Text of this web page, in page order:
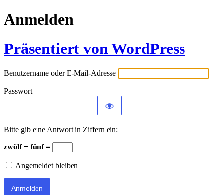
Anmelden
Präsentiert von WordPress
Benutzername oder E-Mail-Adresse
Passwort
Bitte gib eine Antwort in Ziffern ein:
zwölf − fünf =
Angemeldet bleiben